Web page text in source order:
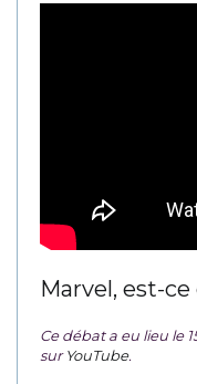
Marvel, est-
Ce débat a eu lieu le
surYouTube.